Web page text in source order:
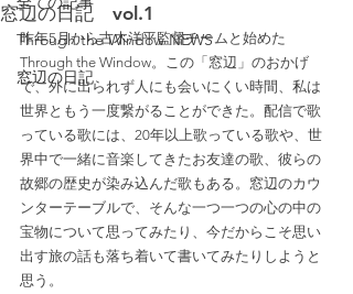
Through the Window NEWS
窓辺の日記
窓辺の日記 vol.1
昨年5月から古木洋平監督チームと始めた
Through the Window。この「窓辺」のおかげ
で、外に出られず人にも会いにくい時間、私は
世界ともう一度繋がることができた。配信で歌
っている歌には、20年以上歌っている歌や、世
界中で一緒に音楽してきたお友達の歌、彼らの
故郷の歴史が染み込んだ歌もある。窓辺のカウ
ンターテーブルで、そんな一つ一つの心の中の
宝物について思ってみたり、今だからこそ思い
出す旅の話も落ち着いて書いてみたりしようと
思う。